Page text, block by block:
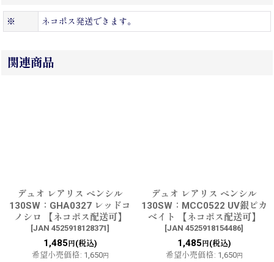
※ ネコポス発送できます。
関連商品
デュオ レアリス ペンシル
130SW：GHA0327 レッドコ
ノシロ 【ネコポス配送可】
[JAN 4525918128371]
1,485 円(税込)
希望小売価格: 1,650円
デュオ レアリス ペンシル
130SW：MCC0522 UV銀ピカ
ベイト 【ネコポス配送可】
[JAN 4525918154486]
1,485 円(税込)
希望小売価格: 1,650円